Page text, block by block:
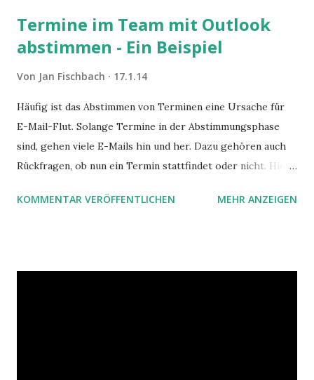
Termine im Team mit Outlook
abstimmen - Ein Beispiel
Von Jan Fischbach 17.1.14
Häufig ist das Abstimmen von Terminen eine Ursache für
E-Mail-Flut. Solange Termine in der Abstimmungsphase
sind, gehen viele E-Mails hin und her. Dazu gehören auch
Rückfragen, ob nun ein Termin stattfindet oder nicht. Hier
Hilfe von Outlook.
KOMMENTAR VERÖFFENTLICHEN MEHR ANZEIGEN